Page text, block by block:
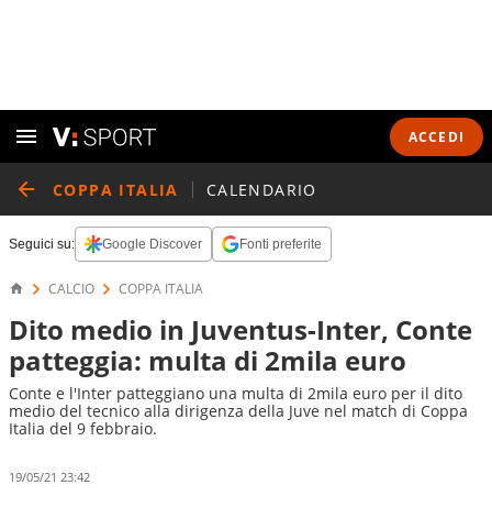
ACCEDI
COPPA ITALIA CALENDARIO
Seguici su: Google Discover Fonti preferite
CALCIO COPPA ITALIA
Dito medio in Juventus-Inter, Conte
patteggia: multa di 2mila euro
Conte e l'Inter patteggiano una multa di 2mila euro per il dito
medio del tecnico alla dirigenza della Juve nel match di Coppa
Italia del 9 febbraio.
19/05/21 23:42